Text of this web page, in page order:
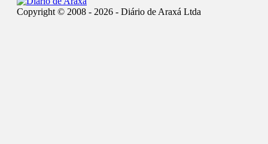
Copyright © 2008 - 2026 - Diário de Araxá Ltda